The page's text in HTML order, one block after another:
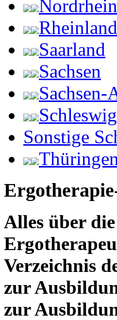
Saarland
Sachsen
Sachsen-
Sonstige
Alles über
Verzeichnis
zur
zur